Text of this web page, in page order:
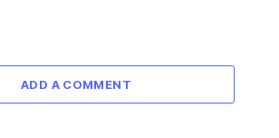
ADD A COMMENT